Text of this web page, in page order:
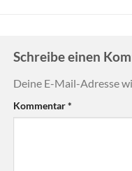
Schreibe einen
Deine E-Mail-Adresse
Kommentar*